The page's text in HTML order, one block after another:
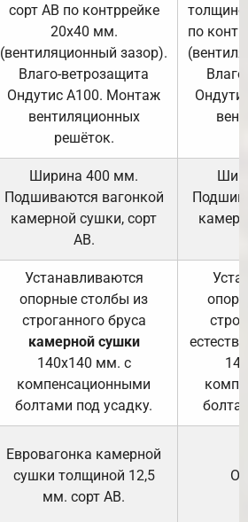
сорт АВ по контррейке
20х40 мм.
(вентиляционный зазор).
Влаго-ветрозащита
Ондутис А100. Монтаж
вентиляционных
решёток.
по
Ширина 400 мм.
Подшиваются вагонкой
камерной сушки, сорт
АВ.
Устанавливаются
опорные столбы из
строганного бруса
камерной сушки
140х140 мм. с
компенсационными
болтами под усадку.
Евровагонка камерной
сушки толщиной 12,5
мм. сорт АВ.